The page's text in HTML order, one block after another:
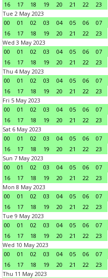
16
17 18 19 20 21 22
23
Tue 2 May 2023
00
01 02 03 04 05 06 07
16
17 18 19 20 21 22
23
Wed 3 May 2023
00
01 02 03 04 05 06 07
16
17 18 19 20 21 22
23
Thu 4 May 2023
00
01 02 03 04 05 06 07
16
17 18 19 20 21 22
23
Fri 5 May 2023
00
01 02 03 04 05 06 07
16
17 18 19 20 21 22
23
Sat 6 May 2023
00
01 02 03 04 05 06 07
16
17 18 19 20 21 22
23
Sun 7 May 2023
00
01 02 03 04 05 06 07
16
17 18 19 20 21 22
23
Mon 8 May 2023
00
01 02 03 04 05 06 07
16
17 18 19 20 21 22
23
Tue 9 May 2023
00
01 02 03 04 05 06 07
16
17 18 19 20 21 22
23
Wed 10 May 2023
00
01 02 03 04 05 06 07
16
17 18 19 20 21 22
23
Thu 11 May 2023